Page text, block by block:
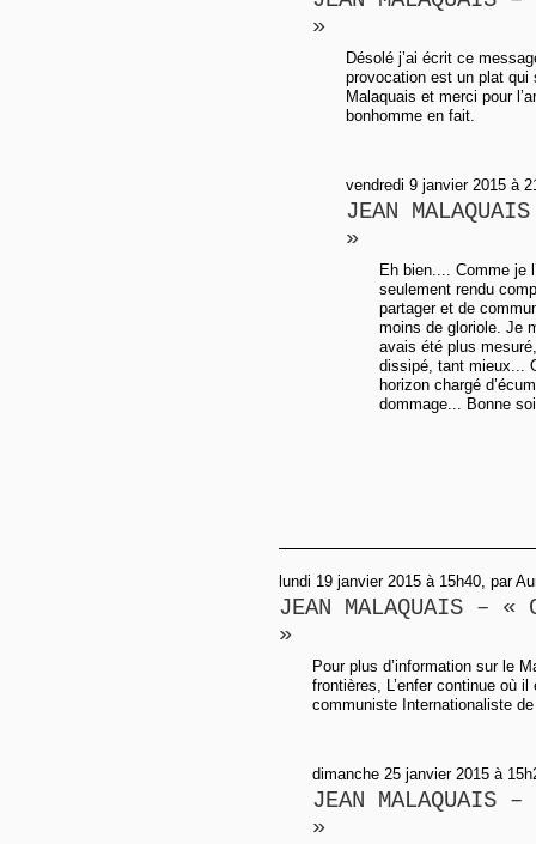
»
Désolé j’ai écrit ce
provocation est un plat
Malaquais et merci pour
bonhomme en fait.
vendredi 9 janvier 2015 à
JEAN
»
Eh bien.... Comme je
seulement rendu
partager et de
moins de gloriole. Je
avais été plus
dissipé, tant mieux...
horizon chargé
dommage... Bonne
lundi 19 janvier 2015 à 15h40, par
JEAN MALAQUAIS – «
»
Pour plus d’information sur le
frontières, L’enfer continue où
communiste Internationaliste
dimanche 25 janvier 2015 à
JEAN MALAQUAIS –
»